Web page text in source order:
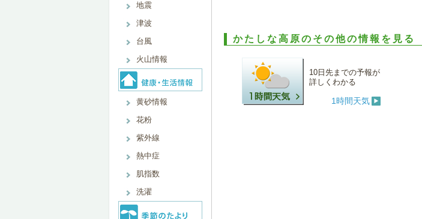
地震
津波
台風
火山情報
黄砂情報
花粉
紫外線
熱中症
肌指数
洗濯
かたしな高原のその他の情報を見る
10日先までの予報が
詳しくわかる
1時間天気